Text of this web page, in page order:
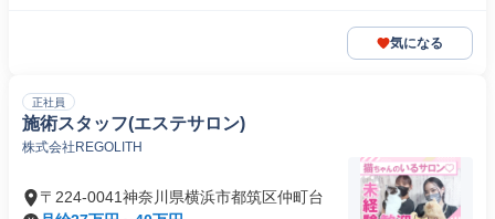
気になる
正社員
施術スタッフ(エステサロン)
株式会社REGOLITH
〒224-0041神奈川県横浜市都筑区仲町台